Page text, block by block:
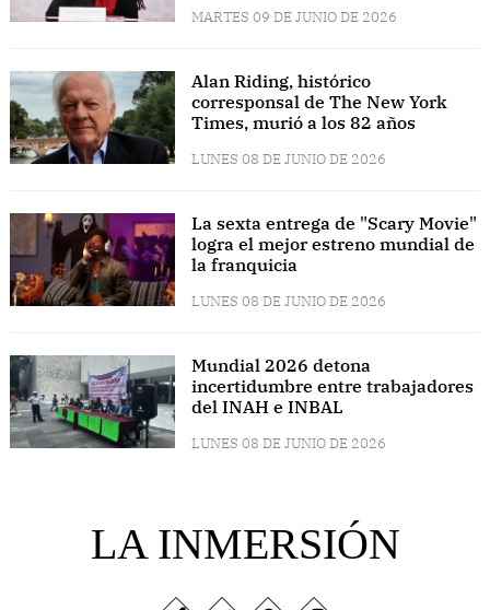
MARTES 09 DE JUNIO DE 2026
Alan Riding, histórico
corresponsal de The New York
Times, murió a los 82 años
LUNES 08 DE JUNIO DE 2026
La sexta entrega de "Scary Movie"
logra el mejor estreno mundial de
la franquicia
LUNES 08 DE JUNIO DE 2026
Mundial 2026 detona
incertidumbre entre trabajadores
del INAH e INBAL
LUNES 08 DE JUNIO DE 2026
LA INMERSIÓN